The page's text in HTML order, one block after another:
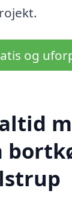
og